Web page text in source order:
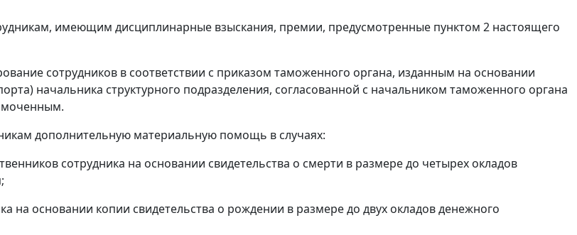
имеющим дисциплинарные взыскания, премии, предусмотренные пунктом 2 настоящего
сотрудников в соответствии с приказом таможенного органа, изданным на основании
начальника структурного подразделения, согласованной с начальником таможенного органа
дополнительную материальную помощь в случаях:
сотрудника на основании свидетельства о смерти в размере до четырех окладов
на основании копии свидетельства о рождении в размере до двух окладов денежного